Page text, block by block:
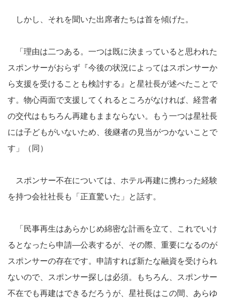
しかし、それを聞いた出席者たちは首を傾げた。
「理由は二つある。一つは既に決まっていると思われた
スポンサーがおらず『今後の状況によってはスポンサーか
ら支援を受けることも検討する』と星社長が述べたことで
す。物心両面で支援してくれるところがなければ、経営者
の交代はもちろん再建もままならない。もう一つは星社長
には子どもがいないため、後継者の見当がつかないことで
す」（同）
スポンサー不在については、ホテル再建に携わった経験
を持つ会社社長も「正直驚いた」と話す。
「民事再生はあらかじめ綿密な計画を立て、これでいけ
るとなったら申請―公表するが、その際、重要になるのが
スポンサーの存在です。申請すれば新たな融資を受けられ
ないので、スポンサー探しは必須。もちろん、スポンサー
不在でも再建はできるだろうが、星社長はこの間、あらゆ